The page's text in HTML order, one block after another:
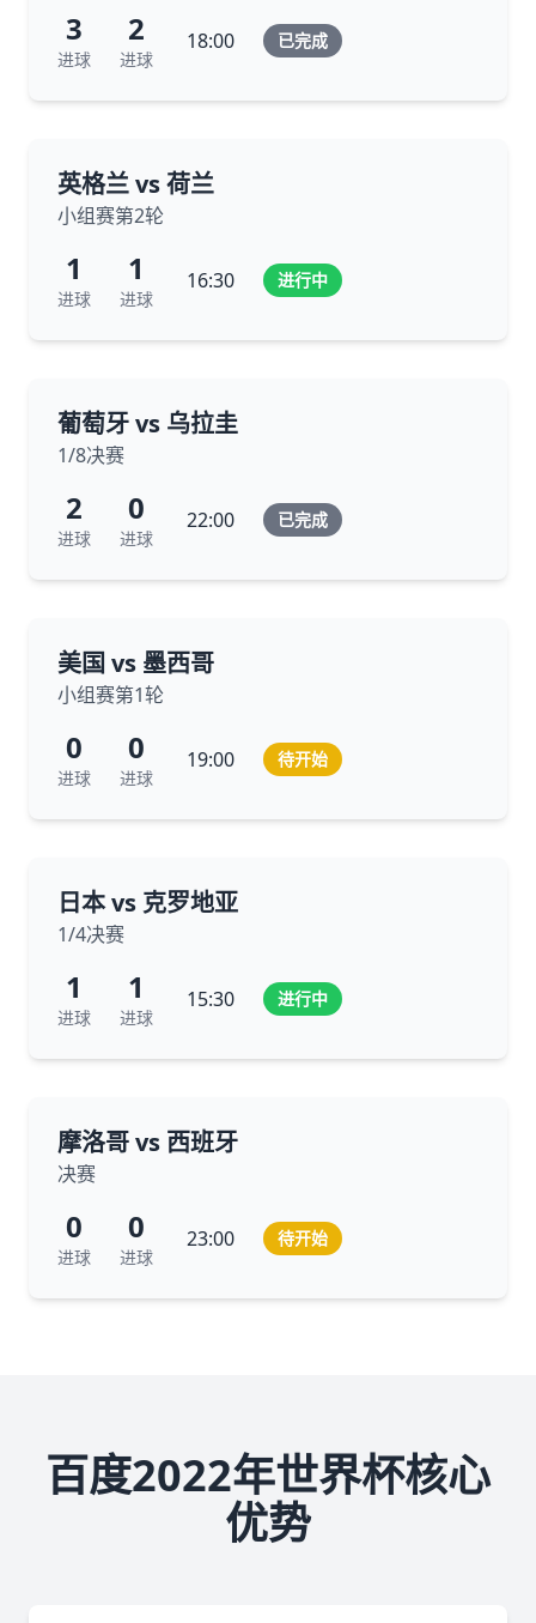
3
进球
2
进球
18:00 已完成
英格兰 vs 荷兰
小组赛第2轮
1
进球
1
进球
16:30 进行中
葡萄牙 vs 乌拉圭
1/8决赛
2
进球
0
进球
22:00 已完成
美国 vs 墨西哥
小组赛第1轮
0
进球
0
进球
19:00 待开始
日本 vs 克罗地亚
1/4决赛
1
进球
1
进球
15:30 进行中
摩洛哥 vs 西班牙
决赛
0
进球
0
进球
23:00 待开始
百度2022年世界杯核心
优势